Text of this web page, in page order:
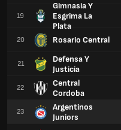
19
Gimnasia Y
Esgrima La
Plata
20 Rosario Central
21
Defensa Y
Justicia
22
Central
Cordoba
23
Argentinos
Juniors